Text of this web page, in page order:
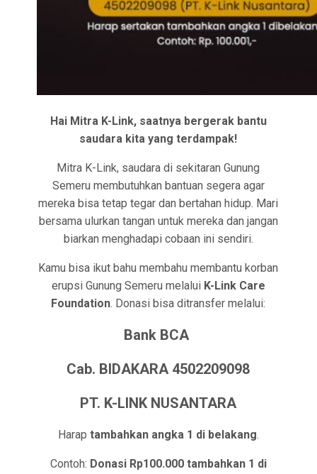
Hai Mitra K-Link, saatnya bergerak bantu
saudara kita yang terdampak!
Mitra K-Link, saudara di sekitaran Gunung
Semeru membutuhkan bantuan segera agar
mereka bisa tetap tegar dan bertahan hidup. Mari
bersama ulurkan tangan untuk mereka dan jangan
biarkan menghadapi cobaan ini sendiri.
Kamu bisa ikut bahu membahu membantu korban
erupsi Gunung Semeru melalui K-Link Care
Foundation. Donasi bisa ditransfer melalui:
Bank BCA
Cab. BIDAKARA 4502209098
PT. K-LINK NUSANTARA
Harap tambahkan angka 1 di belakang.
Contoh: Donasi Rp100.000 tambahkan 1 di